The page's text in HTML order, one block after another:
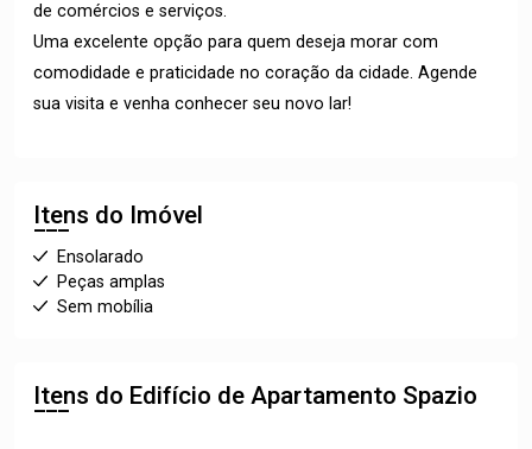
de comércios e serviços.
Uma excelente opção para quem deseja morar com
comodidade e praticidade no coração da cidade. Agende
sua visita e venha conhecer seu novo lar!
Itens do Imóvel
Ensolarado
Peças amplas
Sem mobília
Itens do Edifício de Apartamento Spazio